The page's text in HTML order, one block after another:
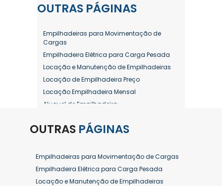
OUTRAS PÁGINAS
Empilhadeiras para Movimentação de
Cargas
Empilhadeira Elétrica para Carga Pesada
Locação e Manutenção de Empilhadeiras
Locação de Empilhadeira Preço
Locação Empilhadeira Mensal
Aluguel de Empilhadeira
Aluguel de Empilhadeira Diária Valor
Aluguel de Empilhadeira Elétrica Preço
Aluguel de Empilhadeira Mensal
Aluguel de Empilhadeira Preço
OUTRAS PÁGINAS
Empilhadeiras para Movimentação de Cargas
Empilhadeira Elétrica para Carga Pesada
Locação e Manutenção de Empilhadeiras